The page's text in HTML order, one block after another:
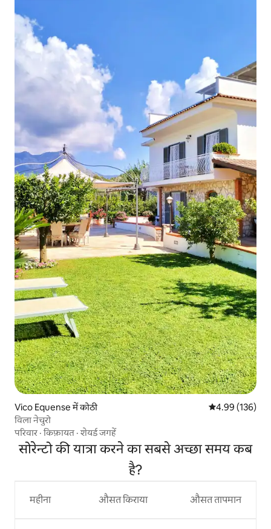
Vico Equense में कोठी औसत रेटिंग 5 में से
4.99 (136)
विला नेचुरो
परिवार ·किफ़ायत ·शेयर्ड जगहें
सोरेन्टो की यात्रा करने का सबसे अच्छा समय कब
है?
महीना औसत किराया औसत तापमान